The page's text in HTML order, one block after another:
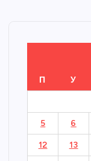
П У
5 6
12 13